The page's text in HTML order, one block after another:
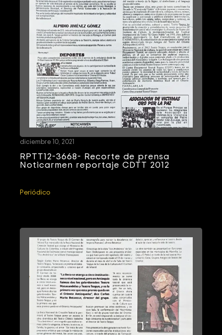
RPTT12-3668- Recorte de prensa
Noticarmen reportaje CDTT 2012
diciembre 10, 2021
Periódico